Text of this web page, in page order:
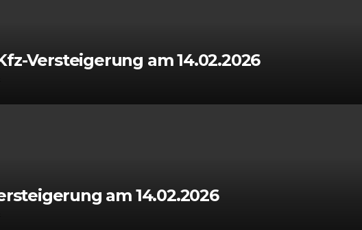
Versteigerung am 14.02.2026
am 14.02.2026